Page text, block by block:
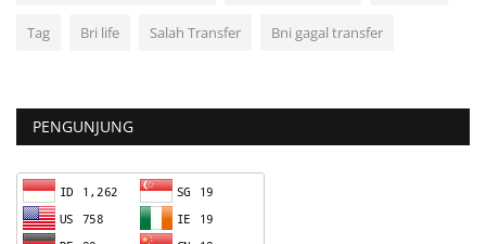
Tag Bri life Salah Transfer Bni gagal transfer
PENGUNJUNG